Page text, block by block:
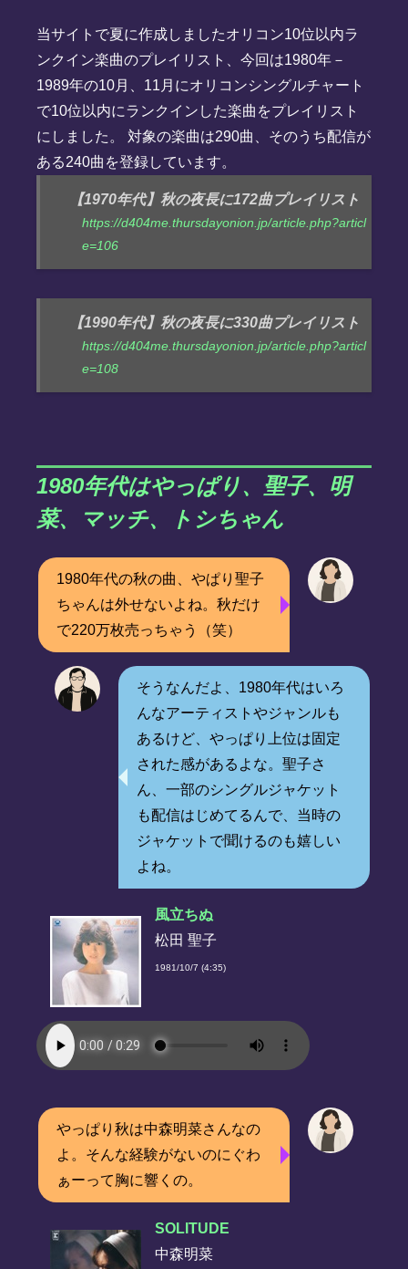
当サイトで夏に作成しましたオリコン10位以内ラ
ンクイン楽曲のプレイリスト、今回は1980年－
1989年の10月、11月にオリコンシングルチャート
で10位以内にランクインした楽曲をプレイリスト
にしました。 対象の楽曲は290曲、そのうち配信が
ある240曲を登録しています。
【1970年代】秋の夜長に172曲プレイリスト
https://d404me.thursdayonion.jp/article.php?articl
e=106
【1990年代】秋の夜長に330曲プレイリスト
https://d404me.thursdayonion.jp/article.php?articl
e=108
1980年代はやっぱり、聖子、明
菜、マッチ、トシちゃん
1980年代の秋の曲、やぱり聖子
ちゃんは外せないよね。秋だけ
で220万枚売っちゃう（笑）
そうなんだよ、1980年代はいろ
んなアーティストやジャンルも
あるけど、やっぱり上位は固定
された感があるよな。聖子さ
ん、一部のシングルジャケット
も配信はじめてるんで、当時の
ジャケットで聞けるのも嬉しい
よね。
風立ちぬ
松田 聖子
1981/10/7 (4:35)
やっぱり秋は中森明菜さんなの
よ。そんな経験がないのにぐわ
ぁーって胸に響くの。
SOLITUDE
中森明菜